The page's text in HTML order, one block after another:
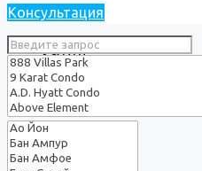
Услуги
О нас
Консультация